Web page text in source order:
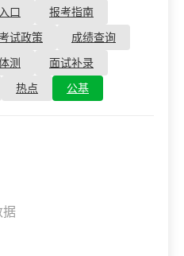
格/教师编制
行考试
口
报考指南
试政策
成绩查询
测
面试补录
热点 公基
据